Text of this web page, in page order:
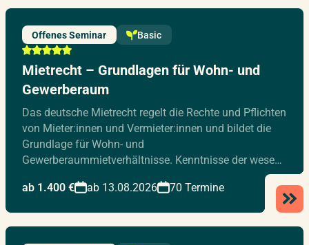
Offenes Seminar Basic
Mietrecht – Grundlagen für Wohn- und
Gewerberaum
Das deutsche Mietrecht regelt die Rechte und Pflichten
von Mieter:innen und Vermieter:innen und bildet die
Grundlage für Wohn- und
Gewerberaummietverhältnisse. Kenntnisse der wese…
ab 1.400 € ab 13.08.2026 70 Termine